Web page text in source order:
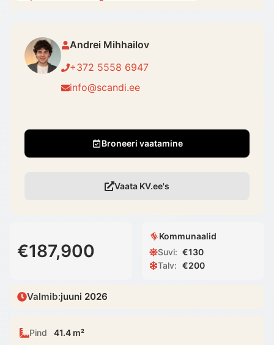
Andrei Mihhailov
+372 5558 6947
info@scandi.ee
Broneeri vaatamine
Vaata KV.ee's
€187,900
Kommunaalid
Suvi: €130
Talv: €200
Valmib:juuni 2026
Pind 41.4 m²